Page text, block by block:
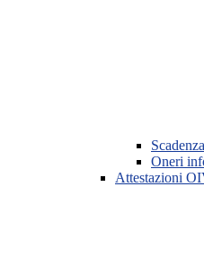
Oneri
Attestazioni